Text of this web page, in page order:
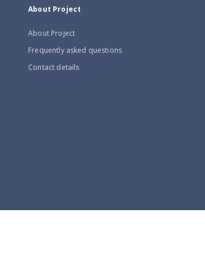
About Project
About Project
Frequently asked questions
Contact details